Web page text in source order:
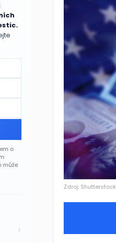
Zdroj: Shutterstock
o
může
›